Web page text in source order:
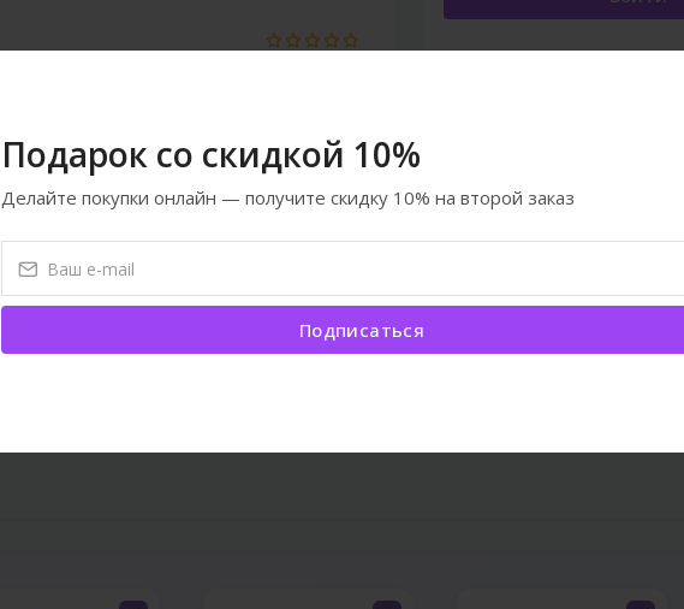
Подарок со скидкой 10%
Делайте покупки онлайн — получите скидку 10% на второй заказ
Подписаться
›